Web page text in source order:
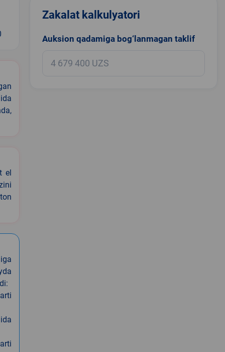
el
Zakalat kalkulyatori
Auksion qadamiga bog‘lanmagan taklif